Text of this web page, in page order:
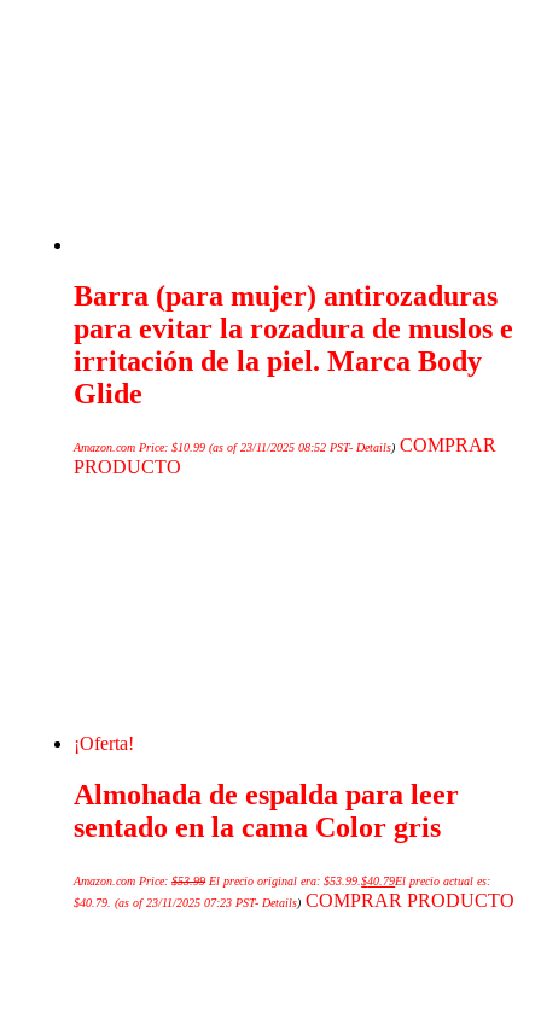
Barra (para mujer) antirozaduras
para evitar la rozadura de muslos e
irritación de la piel. Marca Body
Glide
Amazon.com Price:$10.99 (as of 23/11/2025 08:52 PST- Details) COMPRAR
PRODUCTO
¡Oferta!
Almohada de espalda para leer
sentado en la cama Color gris
Amazon.com Price:$53.99 El precio original era: $53.99.$40.79El precio actual es:
$40.79. (as of 23/11/2025 07:23 PST- Details) COMPRAR PRODUCTO